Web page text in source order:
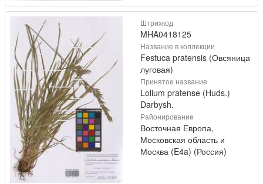
Штрихкод
MHA0418125
Название в коллекции
Festuca pratensis (Овсяница
луговая)
Принятое название
Lolium pratense (Huds.)
Darbysh.
Районирование
Восточная Европа,
Московская область и
Москва (E4a) (Россия)